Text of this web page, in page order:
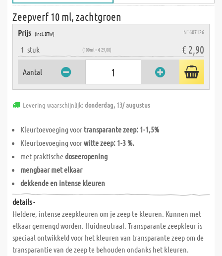
Zeepverf 10 ml, zachtgroen
Prijs (incl. BTW) N° 607126
1 stuk (100ml = € 29,00) € 2,90
Aantal
Levering waarschijnlijk:donderdag, 13/ augustus
Kleurtoevoeging voor transparante zeep: 1-1,5%
Kleurtoevoeging voorwitte zeep: 1-3 %.
met praktischedoseeropening
mengbaar met elkaar
dekkende en intense kleuren
details -
Heldere, intense zeepkleuren om je zeep te kleuren. Kunnen met
elkaar gemengd worden. Huidneutraal. Transparante zeepkleur is
speciaal ontwikkeld voor het kleuren van transparante zeep om de
transparantie van de zeep te behouden ondanks het kleuren.